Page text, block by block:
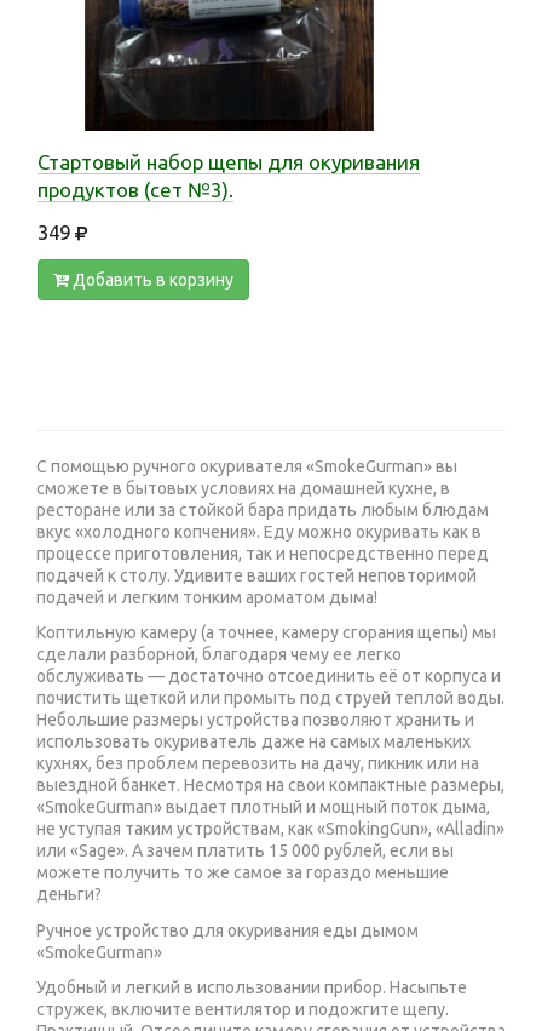
Стартовый набор щепы для окуривания
продуктов (сет №3).
349
Добавить в корзину
С помощью ручного окуривателя «SmokeGurman» вы
сможете в бытовых условиях на домашней кухне, в
ресторане или за стойкой бара придать любым блюдам
вкус «холодного копчения». Еду можно окуривать как в
процессе приготовления, так и непосредственно перед
подачей к столу. Удивите ваших гостей неповторимой
подачей и легким тонким ароматом дыма!
Коптильную камеру (а точнее, камеру сгорания щепы) мы
сделали разборной, благодаря чему ее легко
обслуживать — достаточно отсоединить её от корпуса и
почистить щеткой или промыть под струей теплой воды.
Небольшие размеры устройства позволяют хранить и
использовать окуриватель даже на самых маленьких
кухнях, без проблем перевозить на дачу, пикник или на
выездной банкет. Несмотря на свои компактные размеры,
«SmokeGurman» выдает плотный и мощный поток дыма,
не уступая таким устройствам, как «SmokingGun», «Alladin»
или «Sage». А зачем платить 15 000 рублей, если вы
можете получить то же самое за гораздо меньшие
деньги?
Ручное устройство для окуривания еды дымом
«SmokeGurman»
Удобный и легкий в использовании прибор. Насыпьте
стружек, включите вентилятор и подожгите щепу.